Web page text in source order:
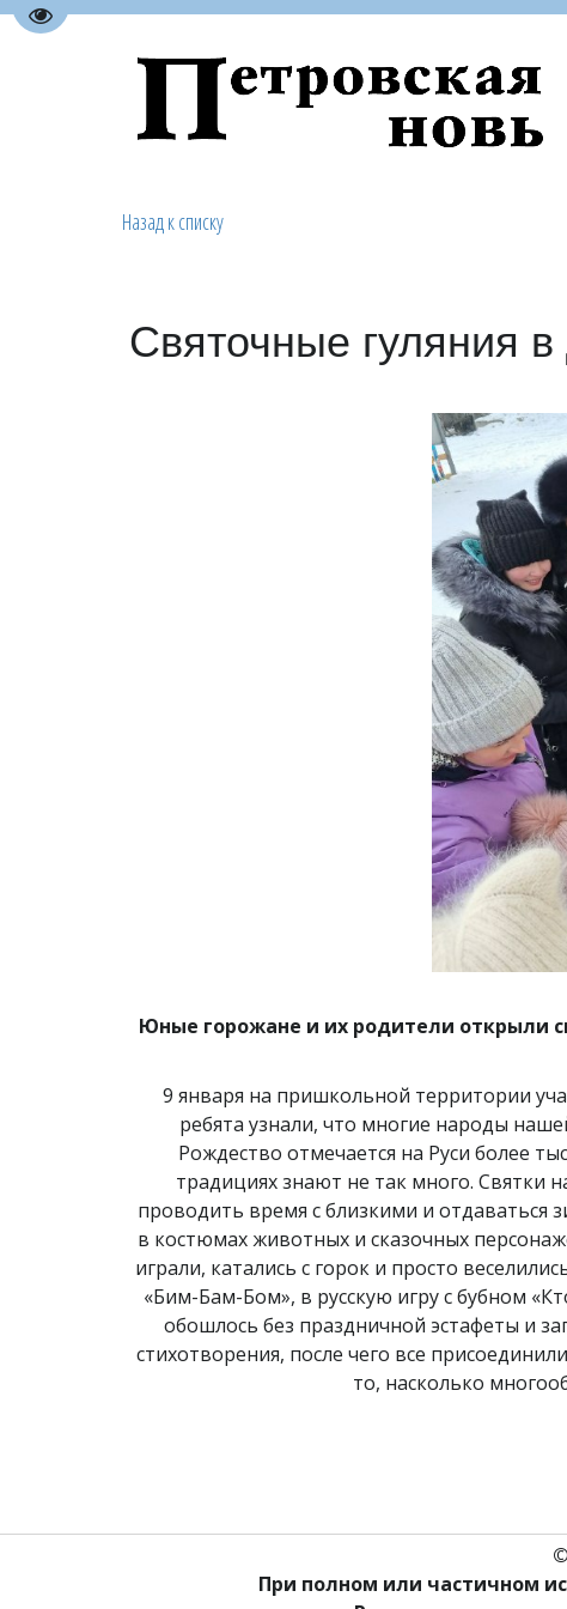
Перейти на версию для слабовидящих
Назад к списку
Святочные гуляния
Юные горожане и их родители открыли
9 января на пришкольной территории
ребята узнали, что многие народы
Рождество отмечается на Руси более
традициях знают не так много. Святки
проводить время с близкими и
в костюмах животных и сказочных
играли, катались с горок и просто
«Бим-Бам-Бом», в русскую игру с бубном
обошлось без праздничной эстафеты и
стихотворения, после чего все
то, насколько
При полном или частичном